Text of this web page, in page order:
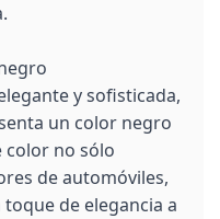
y sofisticada,
un color negro
color no sólo
de automóviles,
de elegancia a